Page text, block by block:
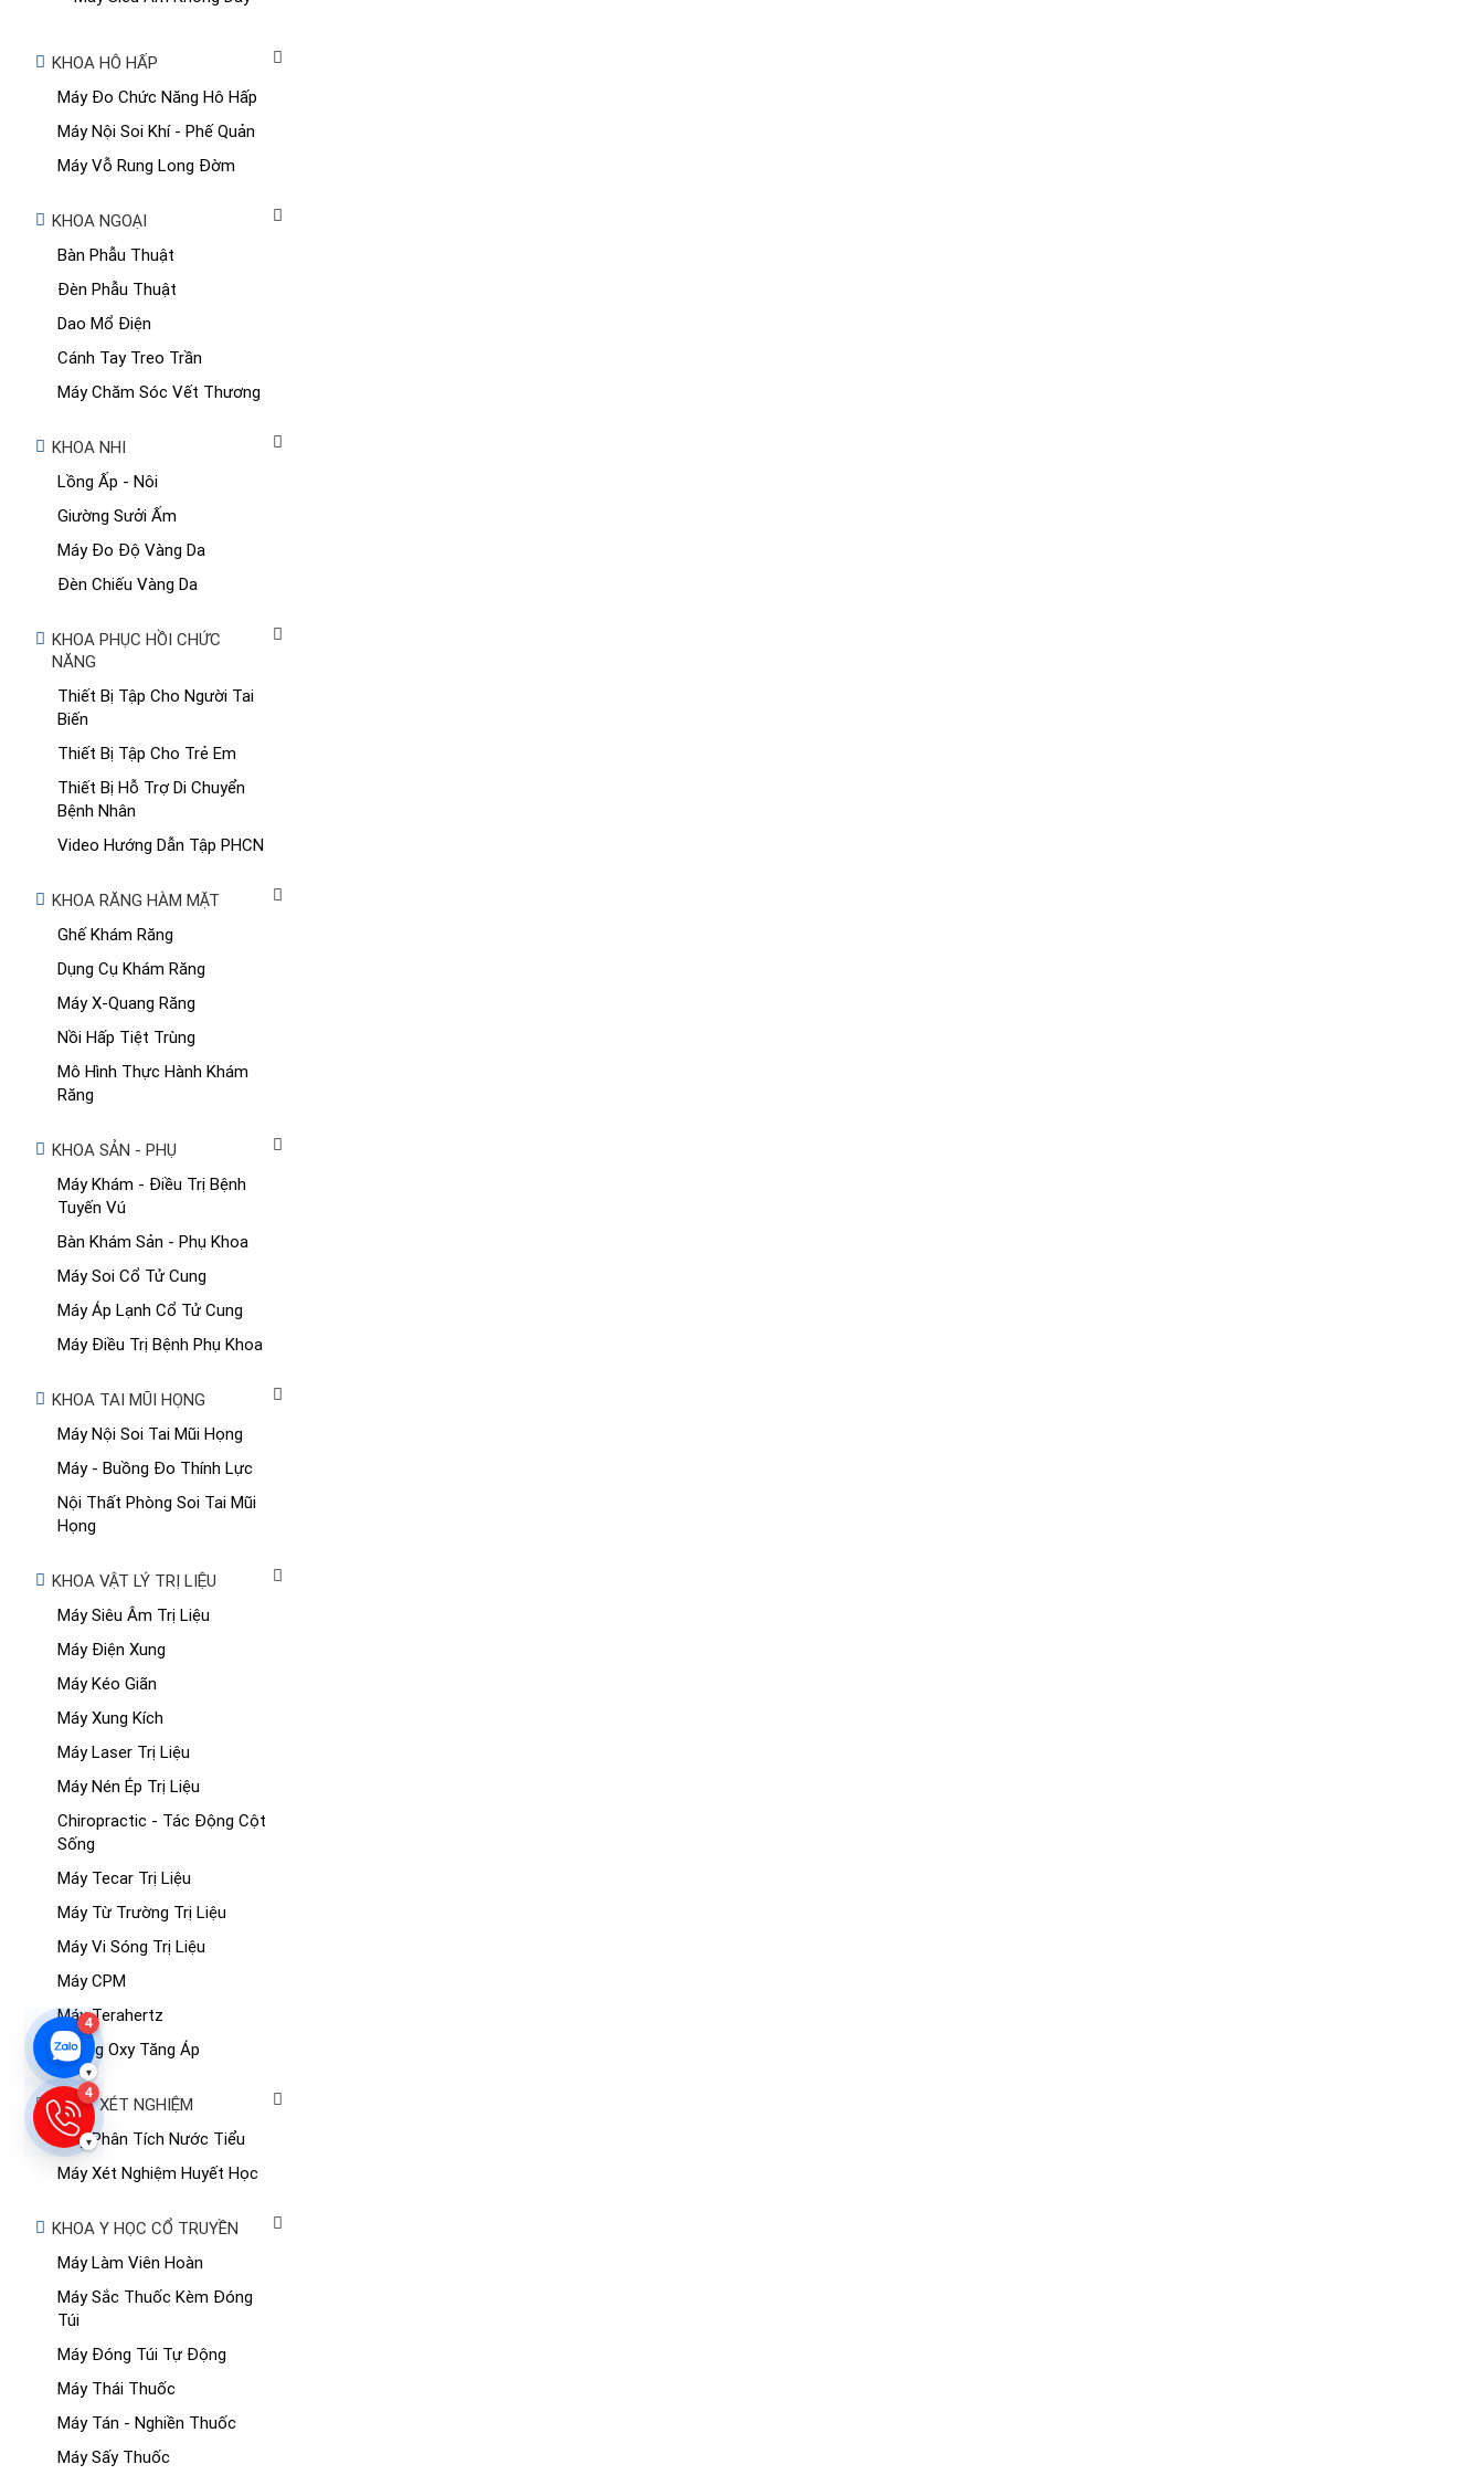
KHOA HÔ HẤP
Máy Đo Chức Năng Hô Hấp
Máy Nội Soi Khí - Phế Quản
Máy Vỗ Rung Long Đờm
KHOA NGOẠI
Bàn Phẫu Thuật
Đèn Phẫu Thuật
Dao Mổ Điện
Cánh Tay Treo Trần
Máy Chăm Sóc Vết Thương
KHOA NHI
Lồng Ấp - Nôi
Giường Sưởi Ấm
Máy Đo Độ Vàng Da
Đèn Chiếu Vàng Da
KHOA PHỤC HỒI CHỨC
NĂNG
Thiết Bị Tập Cho Người Tai
Biến
Thiết Bị Tập Cho Trẻ Em
Thiết Bị Hỗ Trợ Di Chuyển
Bệnh Nhân
Video Hướng Dẫn Tập PHCN
KHOA RĂNG HÀM MẶT
Ghế Khám Răng
Dụng Cụ Khám Răng
Máy X-Quang Răng
Nồi Hấp Tiệt Trùng
Mô Hình Thực Hành Khám
Răng
KHOA SẢN - PHỤ
Máy Khám - Điều Trị Bệnh
Tuyến Vú
Bàn Khám Sản - Phụ Khoa
Máy Soi Cổ Tử Cung
Máy Áp Lạnh Cổ Tử Cung
Máy Điều Trị Bệnh Phụ Khoa
KHOA TAI MŨI HỌNG
Máy Nội Soi Tai Mũi Họng
Máy - Buồng Đo Thính Lực
Nội Thất Phòng Soi Tai Mũi
Họng
KHOA VẬT LÝ TRỊ LIỆU
Máy Siêu Âm Trị Liệu
Máy Điện Xung
Máy Kéo Giãn
Máy Xung Kích
Máy Laser Trị Liệu
Máy Nén Ép Trị Liệu
Chiropractic - Tác Động Cột
Sống
Máy Tecar Trị Liệu
Máy Từ Trường Trị Liệu
Máy Vi Sóng Trị Liệu
Máy CPM
Máy Terahertz
Buồng Oxy Tăng Áp
KHOA XÉT NGHIỆM
Máy Phân Tích Nước Tiểu
Máy Xét Nghiệm Huyết Học
KHOA Y HỌC CỔ TRUYỀN
Máy Làm Viên Hoàn
Máy Sắc Thuốc Kèm Đóng
Túi
Máy Đóng Túi Tự Động
Máy Thái Thuốc
Máy Tán - Nghiền Thuốc
Máy Sấy Thuốc
4
▾
4
▾